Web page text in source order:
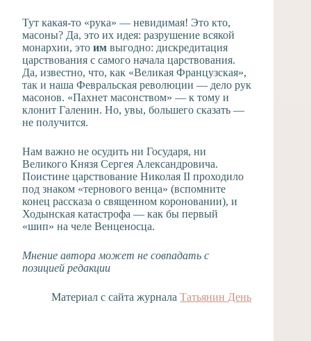
Тут какая-то «рука» — невидимая! Это кто,
масоны? Да, это их идея: разрушение всякой
монархии, это им выгодно: дискредитация
царствования с самого начала царствования.
Да, известно, что, как «Великая Французская»,
так и наша Февральская революции — дело рук
масонов. «Пахнет масонством» — к тому и
клонит Галенин. Но, увы, большего сказать —
не получится.
Нам важно не осудить ни Государя, ни
Великого Князя Сергея Александровича.
Поистине царствование Николая II проходило
под знаком «тернового венца» (вспомните
конец рассказа о священном короновании), и
Ходынская катастрофа — как бы первый
«шип» на челе Венценосца.
Мнение автора может не совпадать с
позицией редакции
Материал с сайта журналаТатьянин День